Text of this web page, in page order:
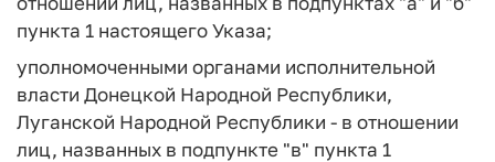
пункта 1 настоящего Указа;
уполномоченными органами исполнительной
власти Донецкой Народной Республики,
Луганской Народной Республики - в отношении
лиц, названных в подпункте "в" пункта 1